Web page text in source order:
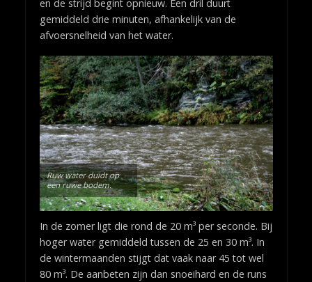
en de strijd begint opnieuw. Een dril duurt
gemiddeld drie minuten, afhankelijk van de
afvoersnelheid van het water.
Ruw water duidt op
een ruwe bodem.
In de zomer ligt die rond de 20 m³ per seconde. Bij
hoger water gemiddeld tussen de 25 en 30 m³. In
de wintermaanden stijgt dat vaak naar 45 tot wel
80 m³. De aanbeten zijn dan snoeihard en de runs